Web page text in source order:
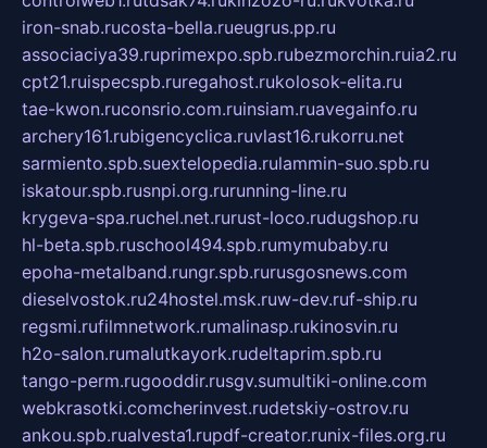
iron-snab.rucosta-bella.rueugrus.pp.ru
associaciya39.ruprimexpo.spb.rubezmorchin.ruia2.ru
cpt21.ruispecspb.ruregahost.rukolosok-elita.ru
tae-kwon.ruconsrio.com.ruinsiam.ruavegainfo.ru
archery161.rubigencyclica.ruvlast16.rukorru.net
sarmiento.spb.suextelopedia.rulammin-suo.spb.ru
iskatour.spb.rusnpi.org.rurunning-line.ru
krygeva-spa.ruchel.net.rurust-loco.rudugshop.ru
hl-beta.spb.ruschool494.spb.rumymubaby.ru
epoha-metalband.rungr.spb.rurusgosnews.com
dieselvostok.ru24hostel.msk.ruw-dev.ruf-ship.ru
regsmi.rufilmnetwork.rumalinasp.rukinosvin.ru
h2o-salon.rumalutkayork.rudeltaprim.spb.ru
tango-perm.rugooddir.rusgv.sumultiki-online.com
webkrasotki.comcherinvest.rudetskiy-ostrov.ru
ankou.spb.rualvesta1.rupdf-creator.runix-files.org.ru